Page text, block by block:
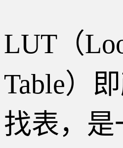
LUT（
Table）
找表，是